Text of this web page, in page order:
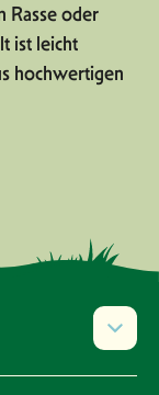
Rasse oder
ist leicht
hochwertigen